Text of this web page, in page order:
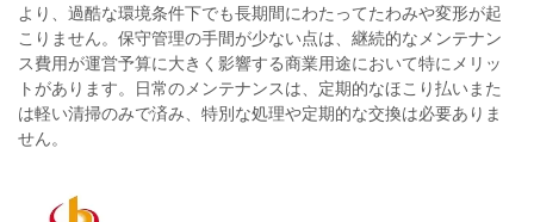
より、過酷な環境条件下でも長期間にわたってたわみや変形が起
こりません。保守管理の手間が少ない点は、継続的なメンテナン
ス費用が運営予算に大きく影響する商業用途において特にメリッ
トがあります。日常のメンテナンスは、定期的なほこり払いまた
は軽い清掃のみで済み、特別な処理や定期的な交換は必要ありま
せん。